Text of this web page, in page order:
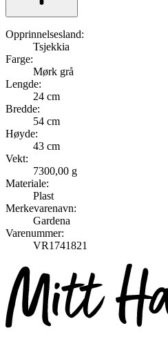
Opprinnelsesland:
Tsjekkia
Farge:
Mørk grå
Lengde:
24 cm
Bredde:
54 cm
Høyde:
43 cm
Vekt:
7300,00 g
Materiale:
Plast
Merkevarenavn:
Gardena
Varenummer:
VR1741821